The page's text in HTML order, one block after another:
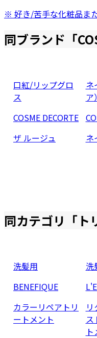
※ 好き/苦手な化粧品ま
同ブランド「
口紅/リップグロ
ス
COSME DECORTE
ザ ルージュ
ネ
ア）
ネ
同カテゴリ「 ト
洗髪用
BENEFIQUE
カラーリペアトリ
ートメント
洗
ス